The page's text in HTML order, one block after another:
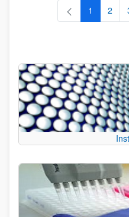
Página
1 2